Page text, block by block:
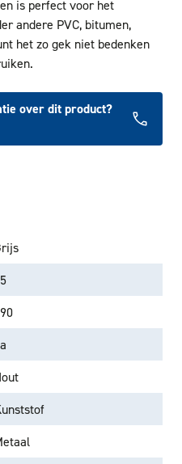
is perfect voor het
andere PVC, bitumen,
het zo gek niet bedenken
over dit product?